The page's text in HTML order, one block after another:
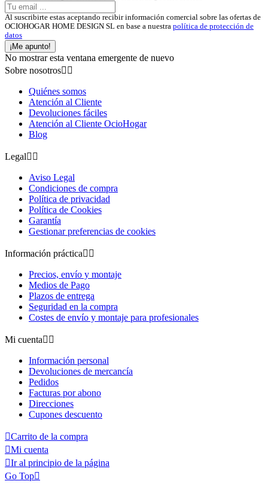
Al suscribirte estas aceptando recibir información comercial sobre las ofertas de
OCIOHOGAR HOME DESIGN SL en base a nuestra política de protección de
datos
¡Me apunto!
No mostrar esta ventana emergente de nuevo
Sobre nosotros 
Quiénes somos
Atención al Cliente
Devoluciones fáciles
Atención al Cliente OcioHogar
Blog
Legal 
Aviso Legal
Condiciones de compra
Política de privacidad
Política de Cookies
Garantía
Gestionar preferencias de cookies
Información práctica 
Precios, envío y montaje
Medios de Pago
Plazos de entrega
Seguridad en la compra
Costes de envío y montaje para profesionales
Mi cuenta 
Información personal
Devoluciones de mercancía
Pedidos
Facturas por abono
Direcciones
Cupones descuento
Carrito de la compra
Mi cuenta
Ir al principio de la página
Go Top